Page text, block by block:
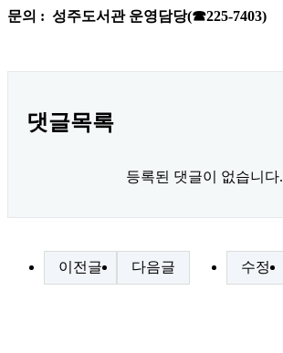
문의 : 성주도서관 운영담당(☎225-7403)
댓글목록
등록된 댓글이 없습니다.
이전글 다음글 수정